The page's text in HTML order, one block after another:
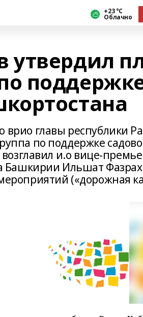
+23 °С
Облачно
утвердил
главы республики
по поддержке
и.о вице-
Башкирии Ильшат
(«дорожная